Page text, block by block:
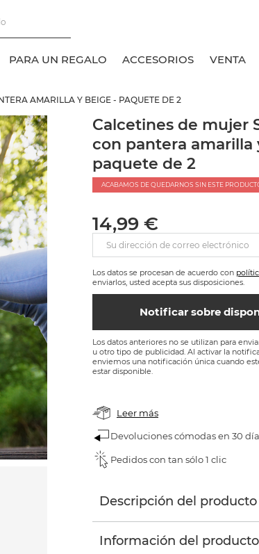
PARA UN REGALO ACCESORIOS VENTA
AMARILLA Y BEIGE - PAQUETE DE 2
Calcetines de mujer
con pantera amarilla
paquete de 2
ACABAMOS DE QUEDARNOS SIN ESTE
14,99 €
Su dirección de correo electrónico
Los datos se procesan de acuerdo con
enviarlos, usted acepta sus disposiciones.
Notificar sobre
Los datos anteriores no se utilizan para
u otro tipo de publicidad. Al activar la
enviemos una notificación única cuando
estar disponible.
Leer más
Devoluciones cómodas en 30
Pedidos con tan sólo 1 clic
Descripción del producto
Información del producto